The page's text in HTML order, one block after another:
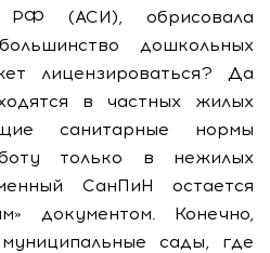
РФ (АСИ), обрисовала
дошкольных
лицензироваться? Да
в частных жилых
санитарные нормы
только в нежилых
СанПиН остается
документом. Конечно,
сады, где